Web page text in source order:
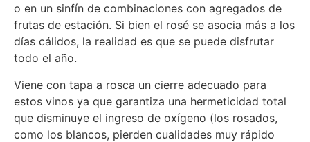
o en un sinfín de combinaciones con agregados de
frutas de estación. Si bien el rosé se asocia más a los
días cálidos, la realidad es que se puede disfrutar
todo el año.
Viene con tapa a rosca un cierre adecuado para
estos vinos ya que garantiza una hermeticidad total
que disminuye el ingreso de oxígeno (los rosados,
como los blancos, pierden cualidades muy rápido